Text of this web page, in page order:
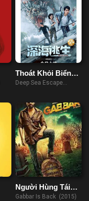
Thoát Khỏi Biển
Sâu
Deep Sea Escape
Người Hùng Tái
Xuất
Gabbar Is Back (2015)